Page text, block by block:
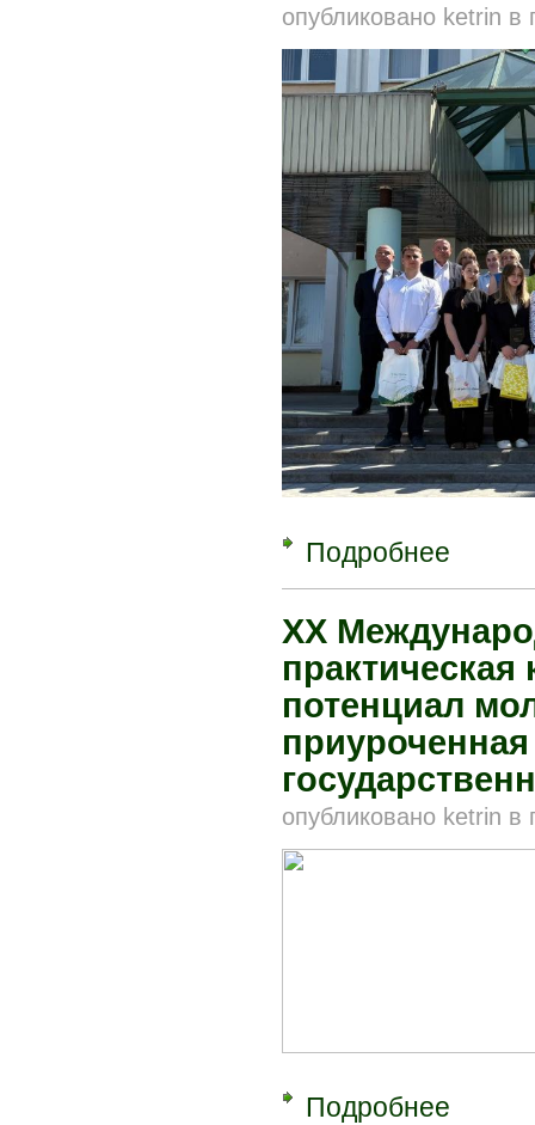
опубликовано ketrin в
Подробнее
XX
потенциал
опубликовано ketrin в
Подробнее